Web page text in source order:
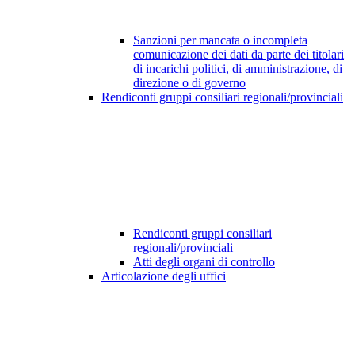
Sanzioni per mancata o incompleta
comunicazione dei dati da parte dei titolari
di incarichi politici, di amministrazione, di
direzione o di governo
Rendiconti gruppi consiliari regionali/provinciali
Rendiconti gruppi consiliari
regionali/provinciali
Atti degli organi di controllo
Articolazione degli uffici